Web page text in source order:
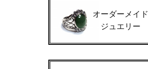
オーダーメイド
ジュエリー